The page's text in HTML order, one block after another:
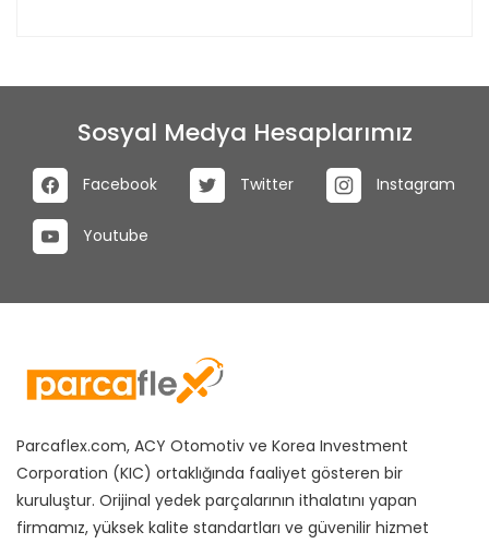
Sosyal Medya Hesaplarımız
Facebook Twitter Instagram
Youtube
Parcaflex.com, ACY Otomotiv ve Korea Investment
Corporation (KIC) ortaklığında faaliyet gösteren bir
kuruluştur. Orijinal yedek parçalarının ithalatını yapan
firmamız, yüksek kalite standartları ve güvenilir hizmet